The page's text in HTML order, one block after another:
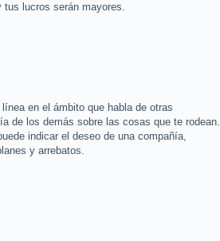
lucros serán mayores.
en el ámbito que habla de otras
de los demás sobre las cosas que te rodean.
indicar el deseo de una compañía,
y arrebatos.